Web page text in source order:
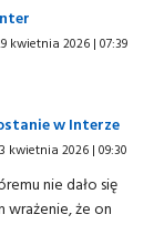
kwietnia 2026 | 07:39
w Interze
kwietnia 2026 | 09:30
nie dało się
wrażenie, że on